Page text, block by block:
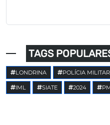
TAGS
LONDRINA POLÍCIA MILITAR
IML SIATE 2024